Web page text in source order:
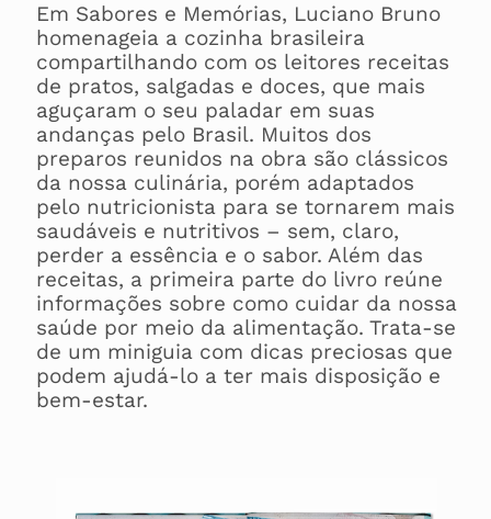
Em Sabores e Memórias, Luciano Bruno
homenageia a cozinha brasileira
compartilhando com os leitores receitas
de pratos, salgadas e doces, que mais
aguçaram o seu paladar em suas
andanças pelo Brasil. Muitos dos
preparos reunidos na obra são clássicos
da nossa culinária, porém adaptados
pelo nutricionista para se tornarem mais
saudáveis e nutritivos – sem, claro,
perder a essência e o sabor. Além das
receitas, a primeira parte do livro reúne
informações sobre como cuidar da nossa
saúde por meio da alimentação. Trata-se
de um miniguia com dicas preciosas que
podem ajudá-lo a ter mais disposição e
bem-estar.